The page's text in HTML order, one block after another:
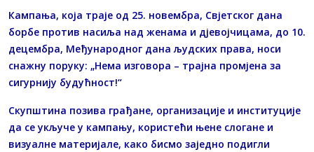
Кампања, која траје од 25. новембра, Свјетског дана
борбе против насиља над женама и дјевојчицама, до 10.
децембра, Међународног дана људских права, носи
снажну поруку: „Нема изговора – трајна промјена за
сигурнију будућност!“
Скупштина позива грађане, организације и институције
да се укључе у кампању, користећи њене слогане и
визуалне материјале, како бисмо заједно подигли